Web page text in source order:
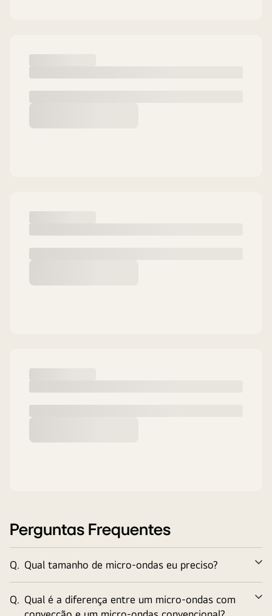
Perguntas Frequentes
Q. Qual tamanho de micro-ondas eu preciso?
Q. Qual é a diferença entre um micro-ondas com